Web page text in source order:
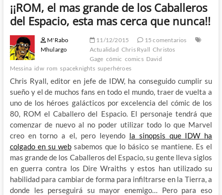
¡¡ROM, el mas grande de los Caballeros
del Espacio, esta mas cerca que nunca!!
M'Rabo
Mhulargo
11/12/2015
15 comentarios
Actualidad Chris Ryall Christos
Gage cómic comics David
Messina idw rom spaceknights superhéroes
Chris Ryall, editor en jefe de IDW, ha conseguido cumplir su
sueño y el de muchos fans en todo el mundo, traer de vuelta a
uno de los héroes galácticos por excelencia del cómic de los
80, ROM el Caballero del Espacio. El personaje tendrá que
comenzar de nuevo al no poder utilizar todo lo que Marvel
creo en torno a el, pero leyendo la sinopsis que IDW ha
colgado en su websabemos que lo básico se mantiene. Es el
mas grande de los Caballeros del Espacio, su gente lleva siglos
en guerra contra los Dire Wraiths y estos han utilizado su
habilidad para cambiar de forma para infiltrarse en la Tierra, a
donde les perseguirá su mayor enemigo… Pero para eso